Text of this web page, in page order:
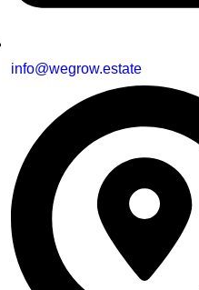
info@wegrow.estate